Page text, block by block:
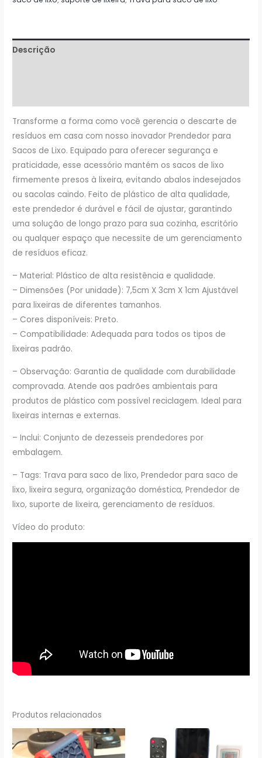
Dezesseis
unidades
Descrição
Transforme a forma como você gerencia o descarte de
resíduos em casa com nosso inovador Prendedor para
Sacos de Lixo. Equipado para oferecer segurança e
praticidade, esse acessório mantém os sacos de lixo
firmemente presos à lixeira, evitando abalos indesejados
ou sacolas caindo. Feito de plástico de alta qualidade,
este prendedor é durável e fácil de ajustar, garantindo
uma solução de longo prazo para sua cozinha, escritório
ou qualquer espaço que necessite de um gerenciamento
de resíduos eficaz.
– Material: Plástico de alta resistência e qualidade.
– Dimensões (Por unidade): 7,5cm X 3cm X 1cm Ajustável
para lixeiras de diferentes tamanhos.
– Cores disponíveis: Preto.
– Compatibilidade: Adequada para todos os tipos de
lixeiras padrão.
– Observação: Garantia de qualidade com durabilidade
comprovada. Atende aos padrões ambientais para
produtos de plástico com possível reciclagem. Ideal para
lixeiras internas e externas.
– Inclui: Conjunto de dezesseis prendedores por
embalagem.
– Tags: Trava para saco de lixo, Prendedor para saco de
lixo, lixeira segura, organização doméstica, Prendedor de
lixo, suporte de lixeira, gerenciamento de resíduos.
Vídeo do produto:
Produtos relacionados